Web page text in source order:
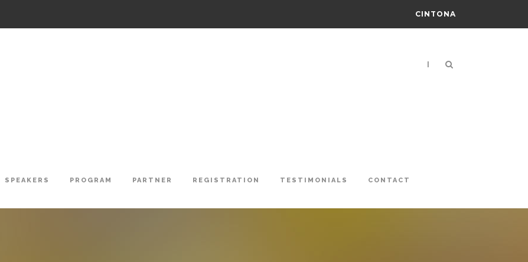
CINTONA
SPEAKERS PROGRAM PARTNER REGISTRATION TESTIMONIALS CONTACT
|